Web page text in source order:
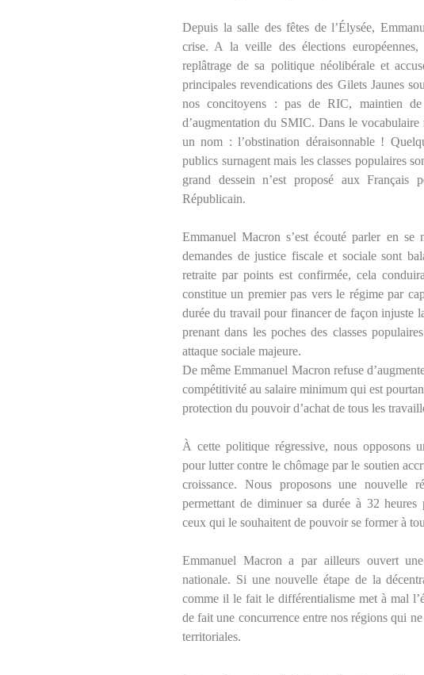
Depuis la salle des fêtes de l’Élysée,
crise. A la veille des élections européennes,
replâtrage de sa politique néolibérale et
principales revendications des Gilets Jaunes
nos concitoyens : pas de RIC, maintien
d’augmentation du SMIC. Dans le
un nom : l’obstination déraisonnable !
publics surnagent mais les classes populaires
grand dessein n’est proposé aux Français
Républicain.
Emmanuel Macron s’est écouté parler en se
demandes de justice fiscale et sociale sont
retraite par points est confirmée, cela
constitue un premier pas vers le régime par
durée du travail pour financer de façon injuste
prenant dans les poches des classes
attaque sociale majeure.
De même Emmanuel Macron refuse
compétitivité au salaire minimum qui est
protection du pouvoir d’achat de tous les
À cette politique régressive, nous opposons
pour lutter contre le chômage par le soutien
croissance. Nous proposons une nouvelle
permettant de diminuer sa durée à 32 heures
ceux qui le souhaitent de pouvoir se former à
Emmanuel Macron a par ailleurs ouvert
nationale. Si une nouvelle étape de la
comme il le fait le différentialisme met à mal
de fait une concurrence entre nos régions qui
territoriales.